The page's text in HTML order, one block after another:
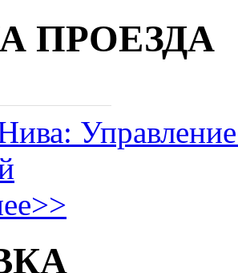
ПРОЕЗДА